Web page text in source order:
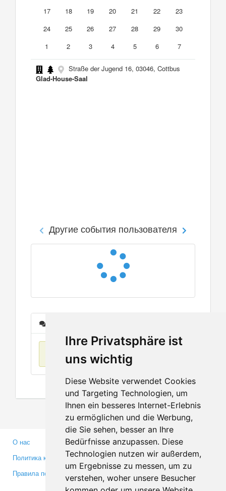
Ihre Privatsphäre ist
uns wichtig
Diese Website verwendet Cookies
und Targeting Technologien, um
Ihnen ein besseres Internet-Erlebnis
zu ermöglichen und die Werbung,
die Sie sehen, besser an Ihre
Bedürfnisse anzupassen. Diese
Technologien nutzen wir außerdem,
um Ergebnisse zu messen, um zu
verstehen, woher unsere Besucher
17
18 19 20 21 22
23
24
25 26 27 28 29
30
1
2 3 4 5 6 7
Straße der Jugend 16, 03046, Cottbus
Glad-House-Saal
Другие события пользователя
О нас
Политика конфиденциальности
Правила пользования
Партнерам
Инвесторам
Медиа